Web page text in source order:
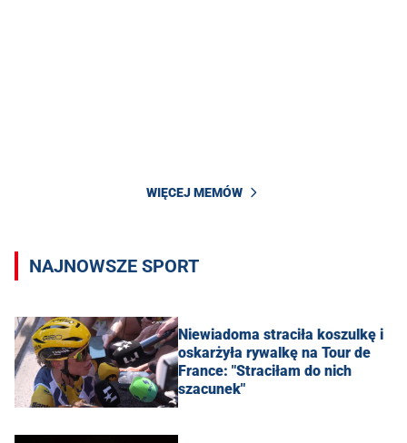
WIĘCEJ MEMÓW
NAJNOWSZE SPORT
Niewiadoma straciła koszulkę i
oskarżyła rywalkę na Tour de
France: "Straciłam do nich
szacunek"